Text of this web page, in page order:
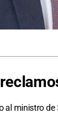
ministro de